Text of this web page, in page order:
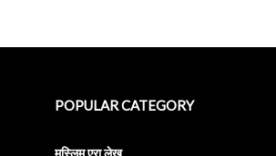
POPULAR CATEGORY
मुस्लिम एरा लेख